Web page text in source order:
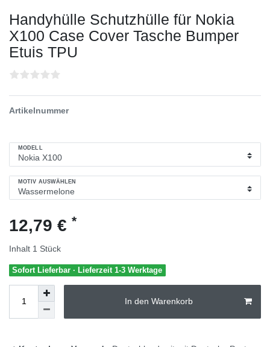
Handyhülle Schutzhülle für Nokia
X100 Case Cover Tasche Bumper
Etuis TPU
Artikelnummer
MODELL
MOTIV AUSWÄHLEN
12,79 € *
Inhalt 1 Stück
Sofort Lieferbar · Lieferzeit 1-3 Werktage
In den Warenkorb